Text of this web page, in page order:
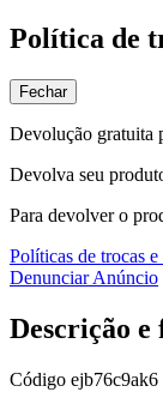
Política de
Fechar
Devolução gratuita
Devolva seu
Para devolver o
Políticas de trocas
Denunciar Anúncio
Descrição e
Código ejb76c9ak6